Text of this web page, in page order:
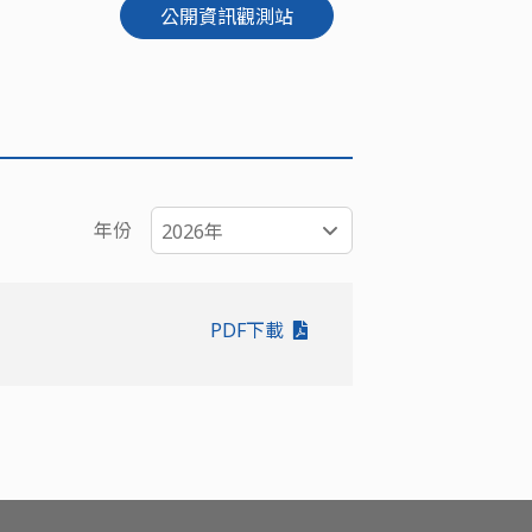
公開資訊觀測站
年份 2026年
PDF下載